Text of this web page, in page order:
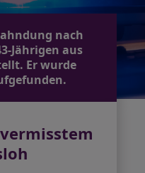
nach
Jährigen aus
Er wurde